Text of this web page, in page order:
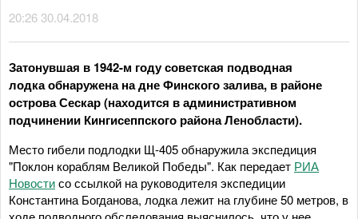
20:26 30.04.2018
Затонувшая в 1942-м году советская подводная
лодка обнаружена на дне Финского залива, в районе
острова Сескар (находится в административном
подчинении Кингисеппского района Ленобласти).
Место гибели подлодки Щ-405 обнаружила экспедиция
"Поклон кораблям Великой Победы". Как передает РИА
Новостисо ссылкой на руководителя экспедиции
Константина Богданова, лодка лежит на глубине 50 метров, в